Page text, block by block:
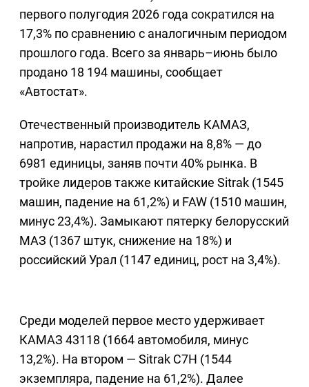
первого полугодия 2026 года сократился на
17,3% по сравнению с аналогичным периодом
прошлого года. Всего за январь–июнь было
продано 18 194 машины, сообщает
«Автостат».
Отечественный производитель КАМАЗ,
напротив, нарастил продажи на 8,8% — до
6981 единицы, заняв почти 40% рынка. В
тройке лидеров также китайские Sitrak (1545
машин, падение на 61,2%) и FAW (1510 машин,
минус 23,4%). Замыкают пятерку белорусский
МАЗ (1367 штук, снижение на 18%) и
российский Урал (1147 единиц, рост на 3,4%).
Среди моделей первое место удерживает
КАМАЗ 43118 (1664 автомобиля, минус
13,2%). На втором — Sitrak C7H (1544
экземпляра, падение на 61,2%). Далее